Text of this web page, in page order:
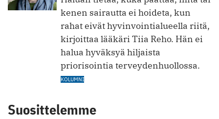
kenen sairautta ei hoideta, kun
rahat eivät hyvinvointialueella riitä,
kirjoittaa lääkäri Tiia Reho. Hän ei
halua hyväksyä hiljaista
priorisointia terveydenhuollossa.
KOLUMNI
Suosittelemme